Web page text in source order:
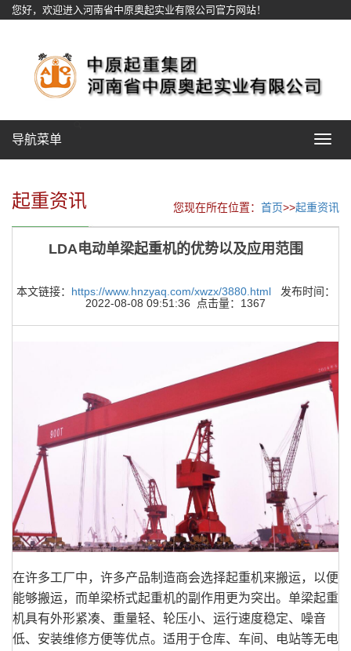
您好，欢迎进入河南省中原奥起实业有限公司官方网站！
Toggle
导航菜单
起重资讯 您现在所在位置： 首页>>起重资讯
LDA电动单梁起重机的优势以及应用范围
本文链接： https://www.hnzyaq.com/xwzx/3880.html发布时间：
2022-08-08 09:51:36 点击量：1367
在许多工厂中，许多产品制造商会选择起重机来搬运，以便
能够搬运，而单梁桥式起重机的副作用更为突出。单梁起重
机具有外形紧凑、重量轻、轮压小、运行速度稳定、噪音
低、安装维修方便等优点。适用于仓库、车间、电站等无电